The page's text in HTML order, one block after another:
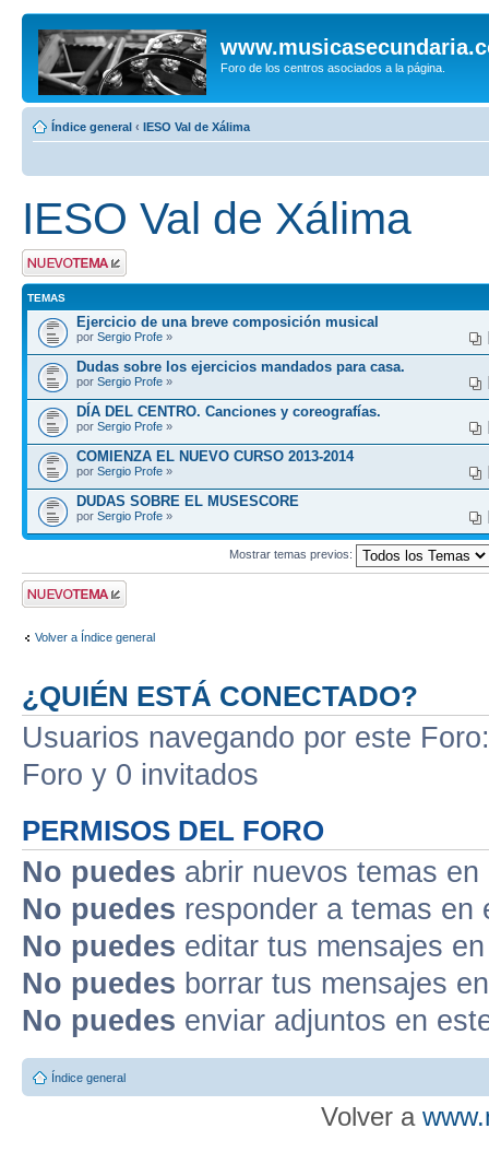
Foro de los centros asociados a la página.
Índice general ‹ IESO Val de Xálima
IESO Val de Xálima
Publicar un nuevo
tema
TEMAS
Ejercicio de una breve composición musical
por Sergio Profe »
Dudas sobre los ejercicios mandados para casa.
por Sergio Profe »
DÍA DEL CENTRO. Canciones y coreografías.
por Sergio Profe »
COMIENZA EL NUEVO CURSO 2013-2014
por Sergio Profe »
DUDAS SOBRE EL MUSESCORE
por Sergio Profe »
Mostrar temas previos:
Publicar un nuevo
tema
Volver a Índice general
¿QUIÉN ESTÁ CONECTADO?
Usuarios navegando por este
Foro y 0 invitados
PERMISOS DEL FORO
No puedes abrir nuevos temas
No puedes responder a temas en
No puedes editar tus mensajes
No puedes borrar tus mensajes
No puedes enviar adjuntos en
Índice general
Volver a